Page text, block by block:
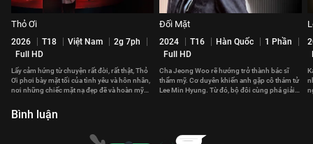
Thỏ Ơi
2026 T18 Việt Nam
2g 7ph
Full HD
Lấy cảm hứng từ chuyện rất đời, rất thật, Thỏ
Ơi phơi bày mặt tối của tình yêu và hôn nhân,
nơi những chiếc mặt nạ đẹp đẽ và hoàn mỹ
Đối Mặt
2024 T16 Hàn Quốc
1 Phần
Full HD
Cha Jeong Woo rẽ hướng trở thành bác sĩ
thẩm mỹ. Cơ duyên khiến anh gặp cô thám tử
Lee Min Hyung. Từ đó, bộ đôi cùng phá giải
Bình luận